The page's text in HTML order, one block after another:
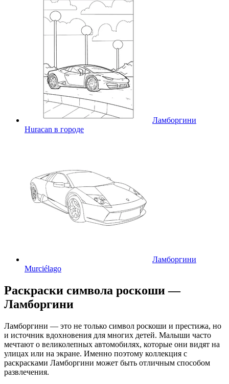
Ламборгини
Huracan в городе
Ламборгини
Murciélago
Раскраски символа роскоши —
Ламборгини
Ламборгини — это не только символ роскоши и престижа, но
и источник вдохновения для многих детей. Малыши часто
мечтают о великолепных автомобилях, которые они видят на
улицах или на экране. Именно поэтому коллекция с
раскрасками Ламборгини может быть отличным способом
развлечения.